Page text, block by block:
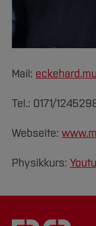
Mail:
Tel.: 0171/
Webseite:
Physikkurs: